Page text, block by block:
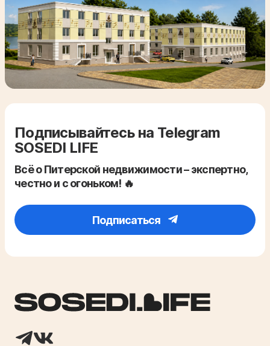
Подписывайтесь на Telegram
SOSEDI LIFE
Всё о Питерской недвижимости – экспертно,
честно и с огоньком! 🔥
Подписаться